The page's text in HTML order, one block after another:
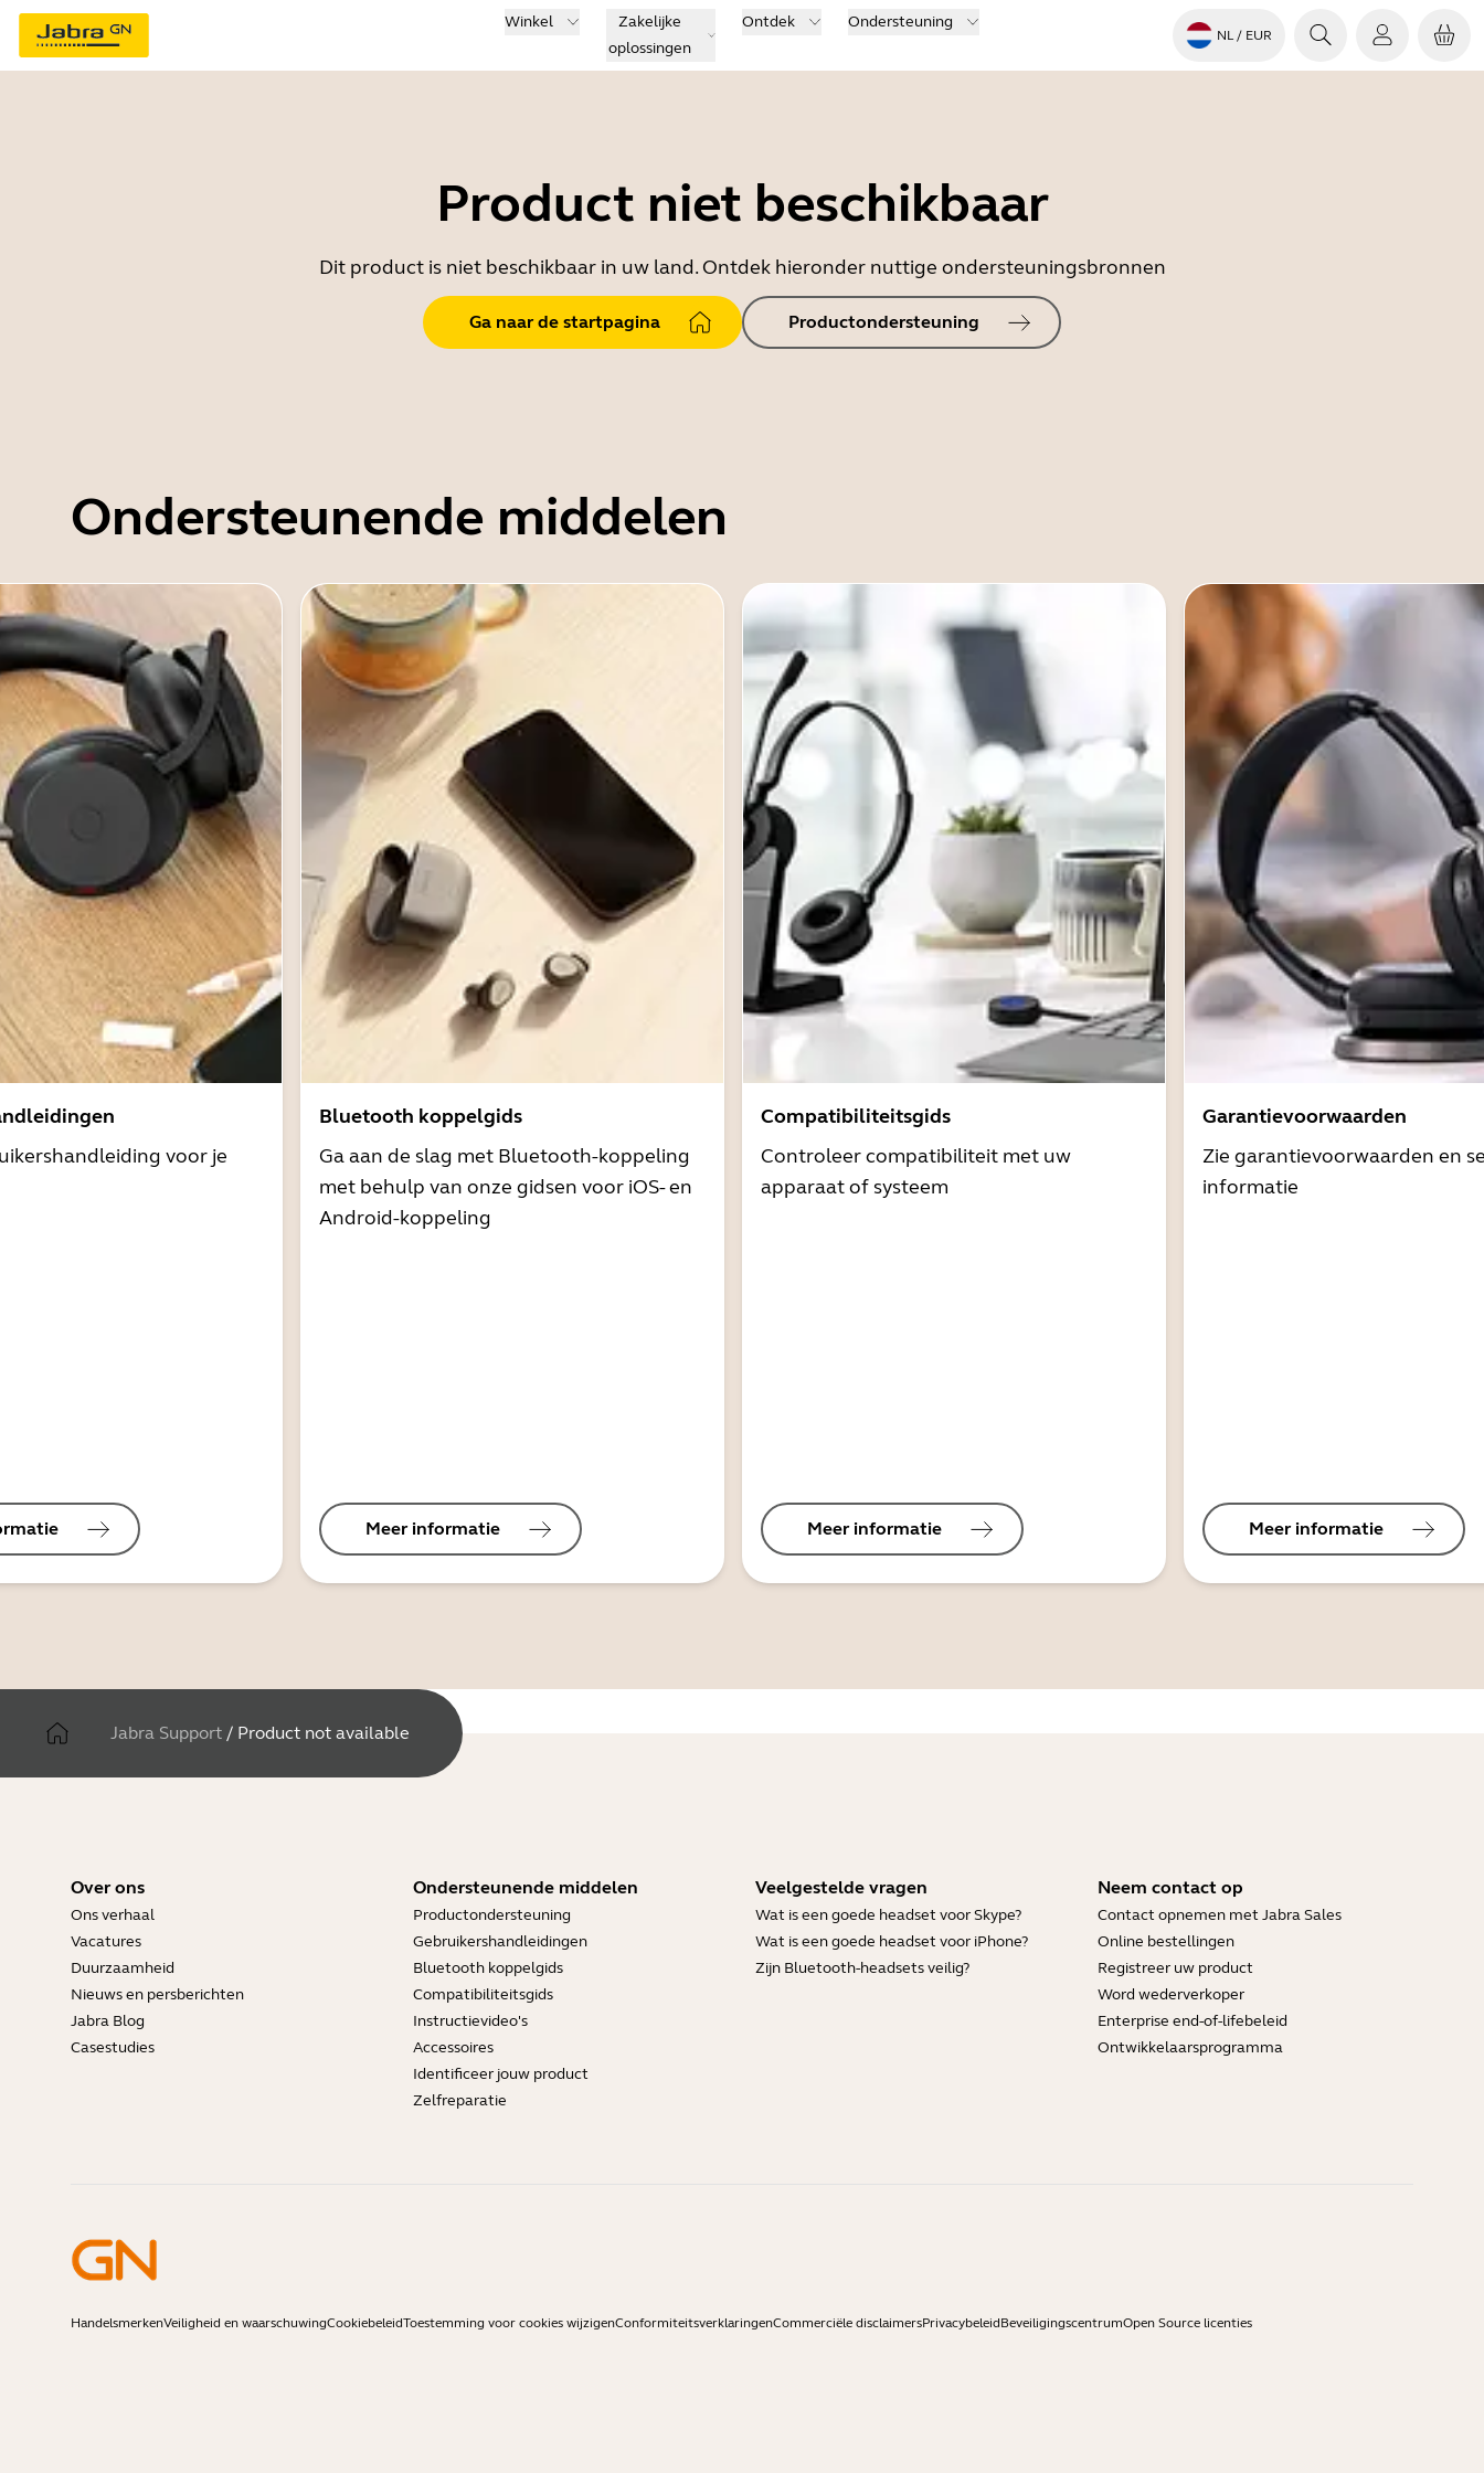
Winkel
Zakelijke
oplossingen
Ontdek Ondersteuning
NL / EUR
Product niet beschikbaar
Dit product is niet beschikbaar in uw land. Ontdek hieronder nuttige ondersteuningsbronnen
Ga naar de startpagina Productondersteuning
Ondersteunende middelen
voor je
Bluetooth koppelgids
Ga aan de slag met Bluetooth-koppeling
met behulp van onze gidsen voor iOS- en
Android-koppeling
Meer informatie
Compatibiliteitsgids
Controleer compatibiliteit met uw
apparaat of systeem
Meer informatie
Garantievoorwaarden
Zie garantievoorwaarden en
informatie
Meer informatie
Jabra Support / Product not available
Over ons
Ons verhaal
Vacatures
Duurzaamheid
Nieuws en persberichten
Jabra Blog
Casestudies
Ondersteunende middelen
Productondersteuning
Gebruikershandleidingen
Bluetooth koppelgids
Compatibiliteitsgids
Instructievideo's
Accessoires
Identificeer jouw product
Zelfreparatie
Veelgestelde vragen
Wat is een goede headset voor Skype?
Wat is een goede headset voor iPhone?
Zijn Bluetooth-headsets veilig?
Neem contact op
Contact opnemen met Jabra Sales
Online bestellingen
Registreer uw product
Word wederverkoper
Enterprise end-of-lifebeleid
Ontwikkelaarsprogramma
HandelsmerkenVeiligheid en waarschuwingCookiebeleidToestemming voor cookies wijzigenConformiteitsverklaringenCommerciële disclaimersPrivacybeleidBeveiligingscentrumOpen Source licenties